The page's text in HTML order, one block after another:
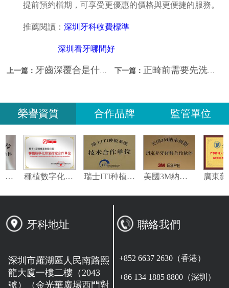
提前預約檔期，可享受更優惠的價格與更便捷的服務。
推薦閱讀：深圳牙科收費標準
深圳看牙哪間好
上一篇： 牙齒深覆合是什麼？如何改善？ 下一篇： 正畸前需要先洗牙嗎？深圳洗牙幾錢？
榮譽資質 合作品牌 監管單位
牙科地址
深圳市羅湖區人民南路熙
龍大廈一樓二樓（2043
號）（金光華廣場西門對
聯絡我們
+852 6637 2630（香港）
+86 134 1885 8800（深圳）